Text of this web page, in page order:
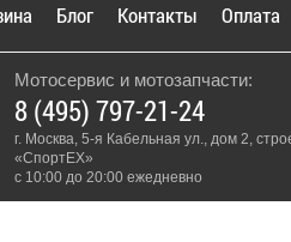
Блог Контакты Оплата
Мотосервис и мотозапчасти:
8 (495) 797-21-24
г. Москва, 5-я Кабельная ул., дом 2,
«СпортЕХ»
с 10:00 до 20:00 ежедневно